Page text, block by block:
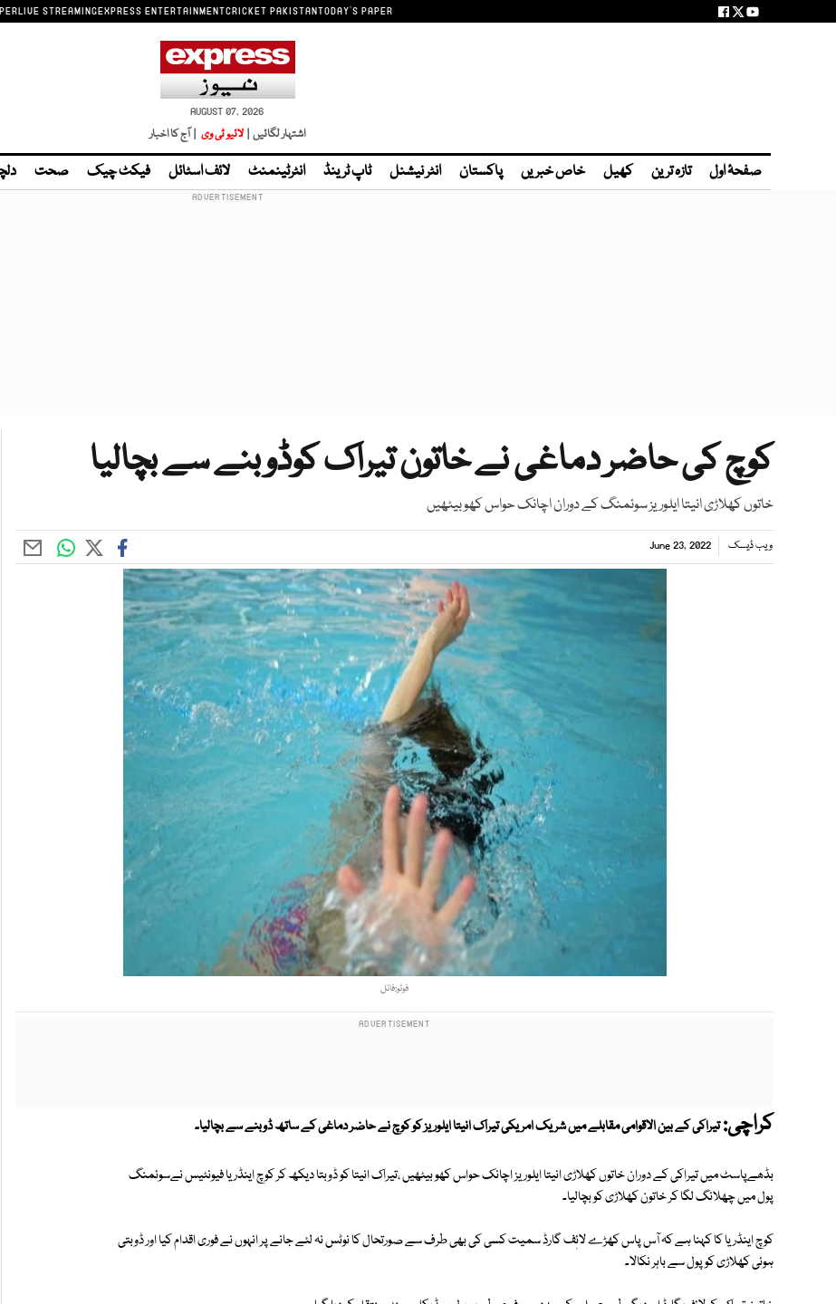
LIVE STREAMINGEXPRESS ENTERTAINMENTCRICKET PAKISTANTODAY'S PAPER
AUGUST 07, 2026
اشتہار لگائیں | لائیو ٹی وی | آج کا اخبار
صفحۂ اول تازہ ترین کھیل خاص خبریں پاکستان انٹر نیشنل ٹاپ ٹرینڈ انٹرٹینمنٹ لائف اسٹائل فیکٹ چیک صحت
کوچ کی حاضر دماغی نے خاتون تیراک کوڈوبنے سے بچالیا
خاتوں کھلاڑی انیتا ایلوریز سوئمنگ کے دوران اچانک حواس کھو بیٹھیں
ویب ڈیسک June 23, 2022
فوٹو:فائل
کراچی:تیراکی کے بین الاقوامی مقابلے میں شریک امریکی تیراک انیتا ایلوریز کو کوچ نے حاضر دماغی کے ساتھ ڈوبنے سے بچالیا۔
بڈھےپاسٹ میں تیراکی کے دوران خاتوں کھلاڑی انیتا ایلوریز اچانک حواس کھو بیٹھیں ،تیراک انیتا کو ڈوبتا دیکھ کر کوچ اینڈریا فیونٹیس نےسوئمنگ
پول میں چھلانگ لگا کر خاتون کھلاڑی کو بچالیا۔
کوچ اینڈریا کا کہنا ہے کہ آس پاس کھڑے لائٖف گارڈ سمیت کسی کی بھی طرف سے صورتحال کا نوٹس نہ لئے جانے پر انہوں نے فوری اقدام کیا اور ڈوبتی
ہوئی کھلاڑی کو پول سے باہر نکالا۔